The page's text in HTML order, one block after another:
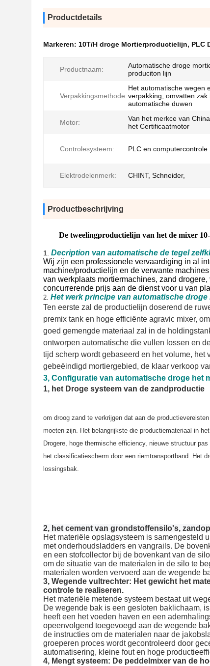
Productdetails
Markeren: 10T/H droge Mortierproductielijn, PLC
Productnaam:
Automatische droge
produciton lijn
Verpakkingsmethode:
Het automatische wegen
verpakking, omvatten zak
automatische duwen
Motor:
Van het merkce van
het Certificaatmotor
Controlesysteem: PLC en computercontrole
Elektrodelenmerk: CHINT, Schneider,
Productbeschrijving
De tweelingproductielijn van het de mixer
1. Decription van automatische de tegel
Wij zijn een professionele vervaardiging in al
machine/productielijn en de verwante
van werkplaats mortiermachines, zand
concurrerende prijs aan de dienst voor u van
2. Het werk principe van automatische
Ten eerste zal de productielijn doserend de
premix tank en hoge efficiënte agravic mixer,
goed gemengde materiaal zal in de
ontworpen automatische die vullen lossen en
tijd scherp wordt gebaseerd en het volume,
gebeëindigd mortiergebied, de klaar verkoop
3, Configuratie van automatische droge het
1, het Droge systeem van de zandproductie
om droog zand te verkrijgen dat aan de
moeten zijn. Het belangrijkste die productiemateriaal in
Drogere, hoge thermische efficiency, nieuwe structuur pas
het classificatiescherm door een riemtransportband. Het
lossingsbak.
2, het cement van grondstoffensilo's,
Het materiële opslagsysteem is samengesteld
met onderhoudsladders en vangrails. De
en een stofcollector bij de bovenkant van de
om de situatie van de materialen in de silo te
materialen worden vervoerd aan de wegende
3, Wegende vultrechter: Het gewicht het
controle te realiseren.
Het materiële metende systeem bestaat uit
De wegende bak is een gesloten baklichaam,
heeft een het voeden haven en een
opeenvolgend toegevoegd aan de wegende
de instructies om de materialen naar de
groeperen proces wordt gecontroleerd door
automatisering, kleine fout en hoge
4, Mengt systeem: De peddelmixer van de